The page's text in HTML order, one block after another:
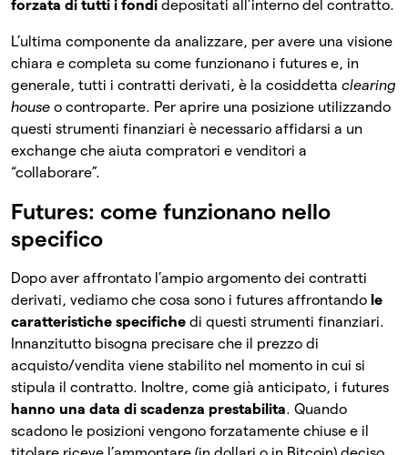
forzata di tutti i fondi depositati all’interno del contratto.
L’ultima componente da analizzare, per avere una visione
chiara e completa su come funzionano i futures e, in
generale, tutti i contratti derivati, è la cosiddetta clearing
house o controparte. Per aprire una posizione utilizzando
questi strumenti finanziari è necessario affidarsi a un
exchange che aiuta compratori e venditori a
“collaborare”.
Futures: come funzionano nello
specifico
Dopo aver affrontato l’ampio argomento dei contratti
derivati, vediamo che cosa sono i futures affrontando le
caratteristiche specifiche di questi strumenti finanziari.
Innanzitutto bisogna precisare che il prezzo di
acquisto/vendita viene stabilito nel momento in cui si
stipula il contratto. Inoltre, come già anticipato, i futures
hanno una data di scadenza prestabilita. Quando
scadono le posizioni vengono forzatamente chiuse e il